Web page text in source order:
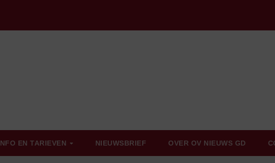
EN TARIEVEN NIEUWSBRIEF OVER OV NIEUWS GD